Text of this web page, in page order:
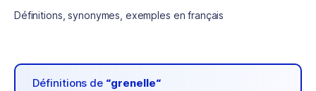
Définitions, synonymes, exemples en français
Définitions de “grenelle“